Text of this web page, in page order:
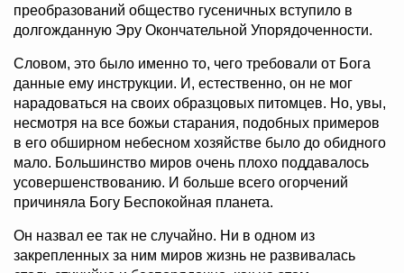
преобразований общество гусеничных вступило в
долгожданную Эру Окончательной Упорядоченности.
Словом, это было именно то, чего требовали от Бога
данные ему инструкции. И, естественно, он не мог
нарадоваться на своих образцовых питомцев. Но, увы,
несмотря на все божьи старания, подобных примеров
в его обширном небесном хозяйстве было до обидного
мало. Большинство миров очень плохо поддавалось
усовершенствованию. И больше всего огорчений
причиняла Богу Беспокойная планета.
Он назвал ее так не случайно. Ни в одном из
закрепленных за ним миров жизнь не развивалась